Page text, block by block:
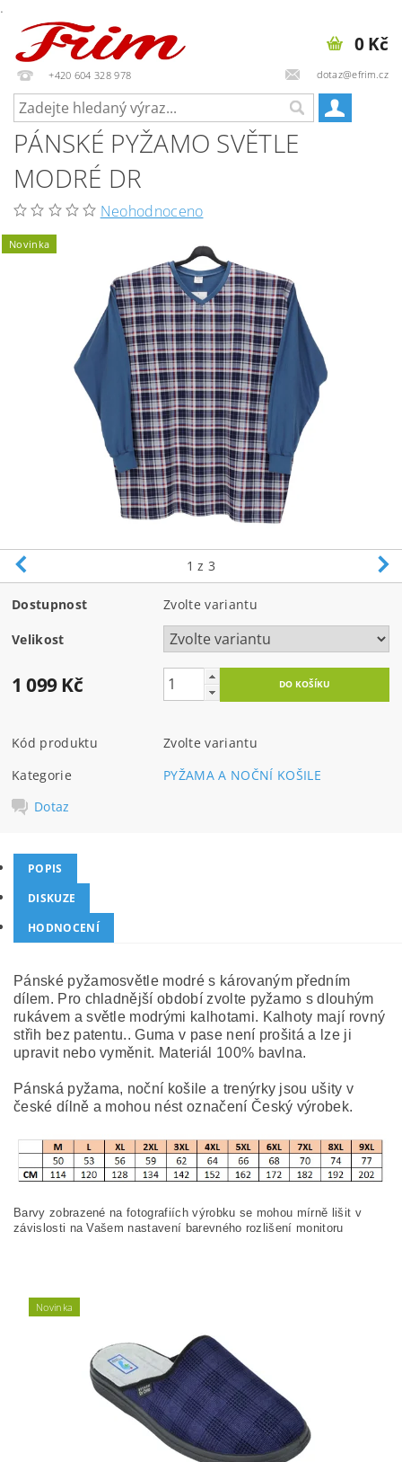
.
+420 604 328 978 dotaz@efrim.cz
0 Kč
PÁNSKÉ PYŽAMO SVĚTLE
MODRÉ DR
Neohodnoceno
Novinka
1 z 3
Dostupnost Zvolte variantu
Velikost
1 099 Kč
Kód produktu
Zvolte variantu
Kategorie
PYŽAMA A NOČNÍ KOŠILE
Dotaz
POPIS
DISKUZE
HODNOCENÍ
Pánské pyžamosvětle modré s károvaným předním
dílem. Pro chladnější období zvolte pyžamo s dlouhým
rukávem a světle modrými kalhotami. Kalhoty mají rovný
střih bez patentu.. Guma v pase není prošitá a lze ji
upravit nebo vyměnit. Materiál 100% bavlna.
Pánská pyžama, noční košile a trenýrky jsou ušity v
české dílně a mohou nést označení Český výrobek.
Barvy zobrazené na fotografiích výrobku se mohou mírně lišit v
závislosti na Vašem nastavení barevného rozlišení monitoru
Novinka